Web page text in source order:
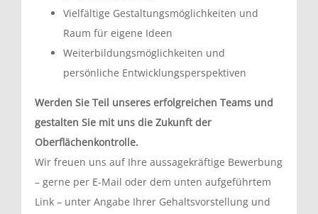
Vielfältige Gestaltungsmöglichkeiten und
Raum für eigene Ideen
Weiterbildungsmöglichkeiten und
persönliche Entwicklungsperspektiven
Werden Sie Teil unseres erfolgreichen Teams und
gestalten Sie mit uns die Zukunft der
Oberflächenkontrolle.
Wir freuen uns auf Ihre aussagekräftige Bewerbung
– gerne per E-Mail oder dem unten aufgeführtem
Link – unter Angabe Ihrer Gehaltsvorstellung und